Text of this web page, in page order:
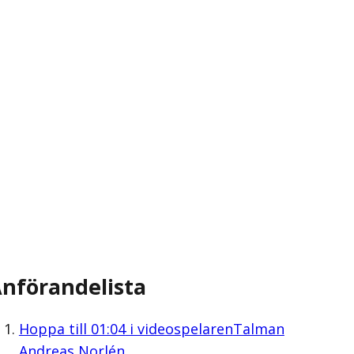
Hoppa till 01:04i videospelarenTalman